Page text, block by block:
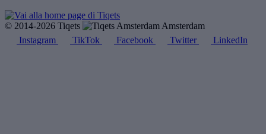
© 2014-2026 Tiqets
Amsterdam
Instagram
TikTok Facebook Twitter LinkedIn